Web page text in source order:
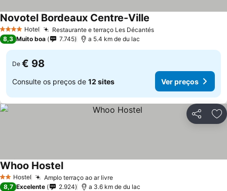
4 EstrelasHotel Restaurante e terraço Les Décantés
Novotel Bordeaux Centre-Ville
8,3 Muito boa 7.745 a 5.4 km de du lac
De € 98
Consulte os preços de 12 sites Ver preços
Partilhar
2 Estrelas
Hostel Amplo terraço ao ar livre
Whoo Hostel
8,7 Excelente 2.924 a 3.6 km de du lac